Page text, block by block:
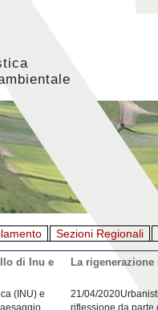
Sezioni Regionali
di Inu e
(INU) e
La
21/04/
riflessione da parte